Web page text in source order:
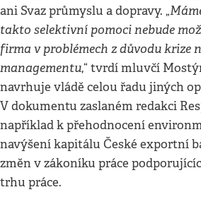
ani Svaz průmyslu a dopravy. „
takto selektivní pomoci nebude
firma v problémech z důvodu krize
managementu,“ tvrdí mluvčí
navrhuje vládě celou řadu jiných
V dokumentu zaslaném redakci
například k přehodnocení
navýšení kapitálu České exportní
změn v zákoníku práce
trhu práce.